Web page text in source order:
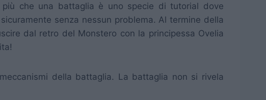
che una battaglia è uno specie di tutorial dove
senza nessun problema. Al termine della
dal retro del Monstero con la principessa Ovelia
della battaglia. La battaglia non si rivela